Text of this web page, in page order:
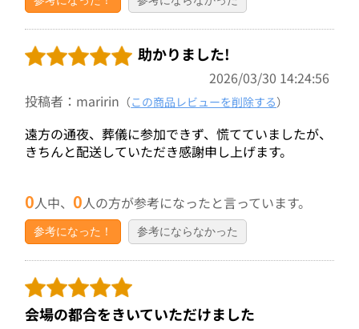
助かりました!
2026/03/30 14:24:56
投稿者：maririn （この商品レビューを削除する）
遠方の通夜、葬儀に参加できず、慌てていましたが、
きちんと配送していただき感謝申し上げます。
0人中、0人の方が参考になったと言っています。
参考になった！ 参考にならなかった
会場の都合をきいていただけました